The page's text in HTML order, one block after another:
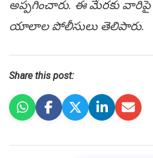
అప్పగించారు. ఈ మేర‌కు
యాలాల పోలీసులు తెలిపారు.
Share this post: